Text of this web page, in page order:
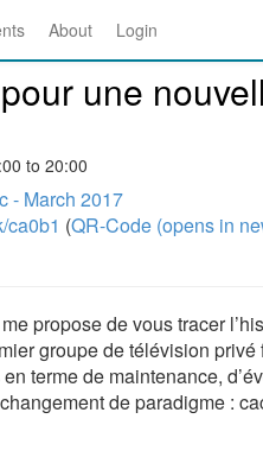
About Login
une
to 20:00
- March 2017
ca0b1 (QR-Code (opens in
propose de vous tracer
groupe de télévision
terme de maintenance,
de paradigme :